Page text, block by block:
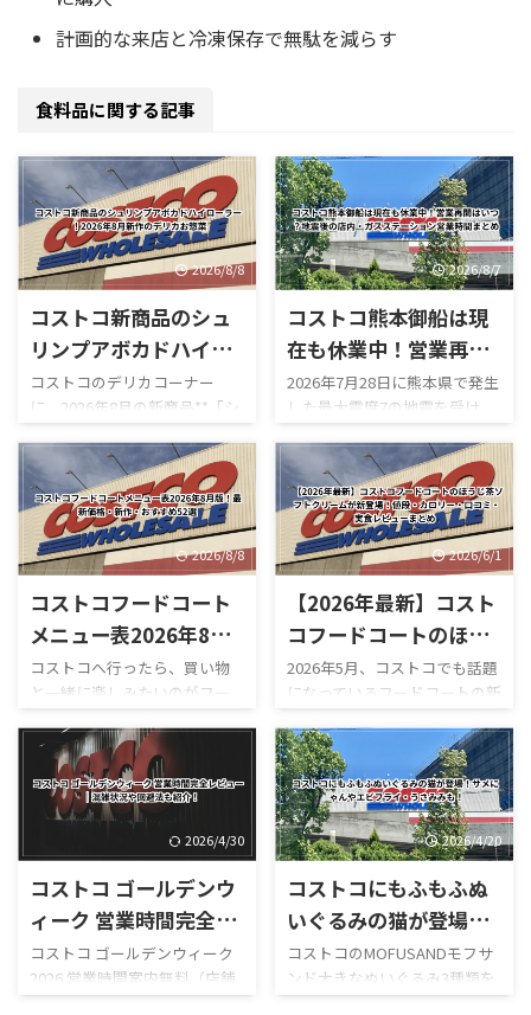
計画的な来店と冷凍保存で無駄を減らす
食料品に関する記事
2026/8/8
コストコ新商品のシュ
リンプアボカドハイロ
ーラー！2026年8月新
作のデリカお惣菜
コストコのデリカコーナー
に、2026年8月の新商品**「シ
ュリンプアボカドハイローラ
ー」**が登場しました。 コス
トコのハイローラーといえ
ば、ベーコン・レタス・トマ
トを使った定番の「ハイロー
ラー（B.L.T）」を思い浮かべ
る人が多いですが、今回の新
作はかなり豪華。 最大の特徴
は、名前の通りプリプリの海
いることです。 実際にカット
された断面を見ると、大きな海
老が何個も入っているものもあ
り、「海老が少し入っているハ
イローラー」というより、しっ
かり海老が主役になっていま
す。 さらに、 ...
2026/8/7
コストコ熊本御船は現
在も休業中！営業再開
はいつ？地震後の店
内・ガスステーション
営業時間まとめ
2026年7月28日に熊本県で発生
した最大震度7の地震を受け、
コストコ熊本御船倉庫店は現
在も臨時休業しています。
「今日コストコ熊本はやって
る？」 「営業再開はいつ？」
「店内はどうなっている？」
「ガソリンだけ入れられ
る？」 「フードコートは使え
る？」 と気になっている人も
多いのではないでしょうか。
点では熊本御船倉庫店の売り
場は営業再開しておらず、再開
日も正式発表されていませ
ん。 一方で、併設するガスス
テーションは7月29日から営業
を再開しており、午前9時～午
後8時で営業し ...
2026/8/8
コストコフードコート
メニュー表2026年8月
版！最新価格・新作・
おすすめ52選
コストコへ行ったら、買い物
と一緒に楽しみたいのがフー
ドコートです。 180円のホット
ドッグをはじめ、巨大なピザ
やプルコギベイク、ソフトクリ
ーム、季節限定スムージーな
ど、コストコならではのボリュ
ーム満点メニューが並んでいま
す。 しかも2026年は新作がか
なり豊富。 現在は、 サーモン
ポキロール ボロネーゼポテト
セージカルッツォーネ クロワ
ッサンハム＆チーズ ほうじ茶
2026/6/1
【2026年最新】コスト
コフードコートのほう
じ茶ソフトクリームが
新登場！値段・カロリ
ー・口コミ・実食レビ
ューまとめ
2026年5月、コストコでも話題
になっているフードコートの新
作スイーツ「ほうじ茶ソフト
クリーム」が登場しました！
ほうじ茶好きにはたまらない
和スイーツで、販売開始直後か
らSNSでも話題になっていま
す。 今回は実際に食べた感想
をもとに、 値段 カロリー予想
味の特徴 ミックスとの違い 口
コミ評判 おすすめ度 まで徹底
ている方はぜひ参考にしてく
ださい。 写真付きのレビュー
2026/4/30
コストコ ゴールデンウ
ィーク 営業時間完全レ
ビュー｜混雑状況や回
避法も紹介！
コストコ ゴールデンウィーク
2026 営業時間案内無料（店舗
利用時）／デリバリーは別途
2026/4/20
コストコにもふもふぬ
いぐるみの猫が登場！
サメにゃんやエビフラ
イ・うさみみも！
コストコのMOFUSANDモフサ
ンド大きなぬいぐるみ3種類を
徹底解説｜値段・種類・口コ